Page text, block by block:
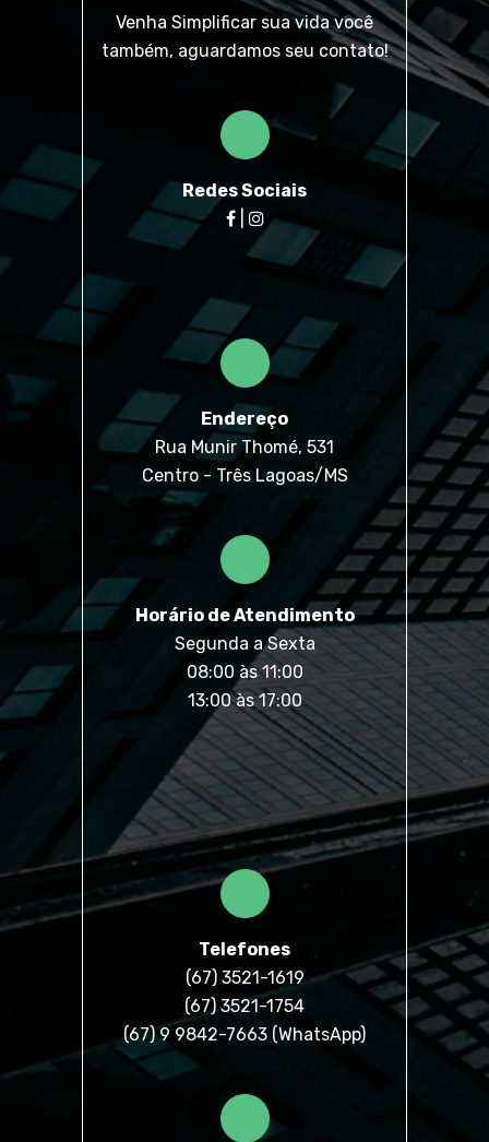
Venha Simplificar sua vida você
também, aguardamos seu contato!
Redes Sociais
Endereço
Rua Munir Thomé, 531
Centro - Três Lagoas/MS
Horário de Atendimento
Segunda a Sexta
08:00 às 11:00
13:00 às 17:00
Telefones
(67) 3521-1619
(67) 3521-1754
(67) 9 9842-7663 (WhatsApp)